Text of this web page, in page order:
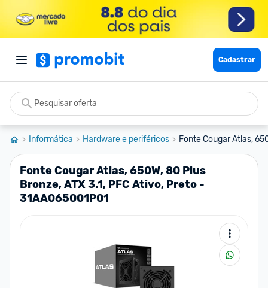
Cadastrar
Informática Hardware e periféricos Fonte Cougar Atlas,
Fonte Cougar Atlas, 650W, 80 Plus
Bronze, ATX 3.1, PFC Ativo, Preto -
31AA065001P01